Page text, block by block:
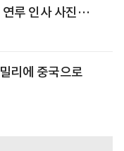
연루 인사 사진…
리에 중국으로